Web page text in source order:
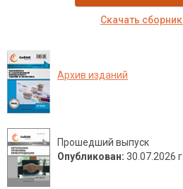
Скачать сборник
Архив изданий
Прошедший выпуск
Опубликован: 30.07.2026 г.